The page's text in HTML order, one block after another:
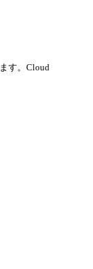
す。 Cloud